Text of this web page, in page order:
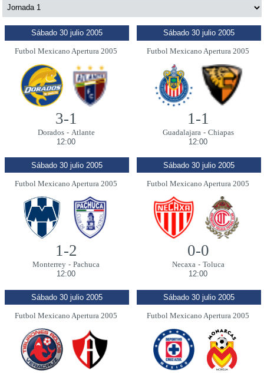
Sábado 30 julio 2005
Futbol Mexicano Apertura 2005
3-1
Dorados- Atlante
12:00
Sábado 30 julio 2005
Futbol Mexicano Apertura 2005
1-1
Guadalajara - Chiapas
12:00
Sábado 30 julio 2005
Futbol Mexicano Apertura 2005
1-2
Monterrey - Pachuca
12:00
Sábado 30 julio 2005
Futbol Mexicano Apertura 2005
0-0
Necaxa- Toluca
12:00
Sábado 30 julio 2005
Futbol Mexicano Apertura 2005
Sábado 30 julio 2005
Futbol Mexicano Apertura 2005